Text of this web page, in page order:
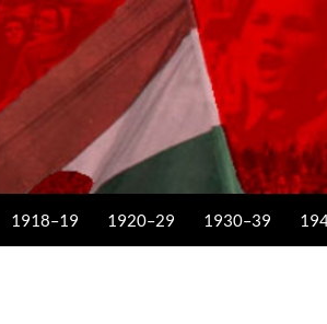
1918–19 1920–29 1930–39